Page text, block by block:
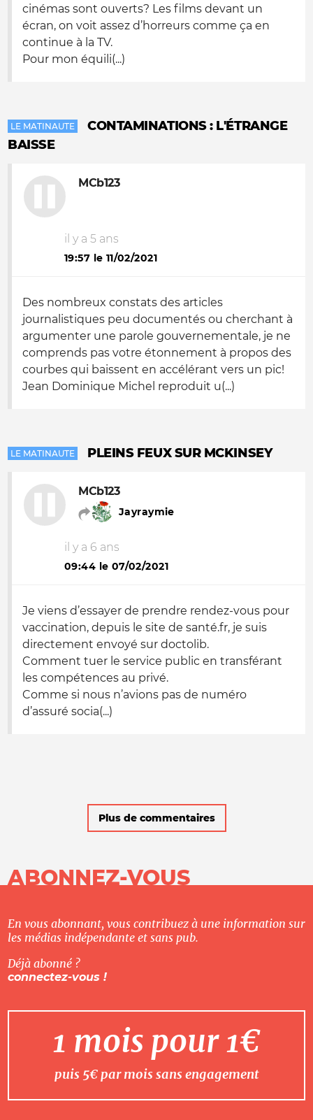
cinémas sont ouverts? Les films devant un
écran, on voit assez d’horreurs comme ça en
continue à la TV.
Pour mon équili(...)
LE MATINAUTE
CONTAMINATIONS : L'ÉTRANGE
BAISSE
MCb123
il y a 5 ans
19:57 le 11/02/2021
Des nombreux constats des articles
journalistiques peu documentés ou cherchant à
argumenter une parole gouvernementale, je ne
comprends pas votre étonnement à propos des
courbes qui baissent en accélérant vers un pic!
Jean Dominique Michel reproduit u(...)
LE MATINAUTE PLEINS FEUX SUR MCKINSEY
MCb123
Jayraymie
il y a 6 ans
09:44 le 07/02/2021
Je viens d’essayer de prendre rendez-vous pour
vaccination, depuis le site de santé.fr, je suis
directement envoyé sur doctolib.
Comment tuer le service public en transférant
les compétences au privé.
Comme si nous n’avions pas de numéro
d’assuré socia(...)
Plus de commentaires
ABONNEZ-VOUS
En vous abonnant, vous contribuez à une information sur
les médias indépendante et sans pub.
Déjà abonné ?
connectez-vous !
1 mois pour 1€
puis 5€ par mois sans engagement